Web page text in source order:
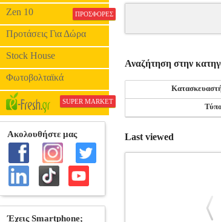
Zen 10 ΠΡΟΣΦΟΡΕΣ
Προτάσεις Για Δώρα
Stock House
Φωτοβολταϊκά
SUPER MARKET
Αναζήτηση στην
Last viewed